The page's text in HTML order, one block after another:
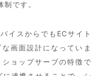
です。
イスからでもECサイト
画面設計になっていま
ョップサーブの特徴で